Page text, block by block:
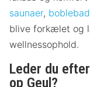
saunaer,
blive forkælet og
wellnessophold.
Leder du
op Geul?